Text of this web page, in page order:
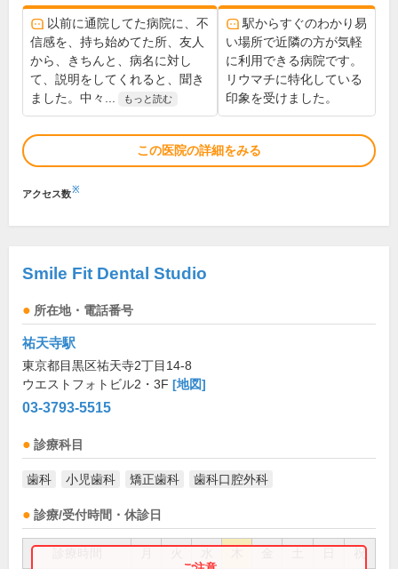
以前に通院してた病院に、不
信感を、持ち始めてた所、友人
から、きちんと、病名に対し
て、説明をしてくれると、聞き
ました。中々...
もっと読む
駅からすぐのわかり易
い場所で近隣の方が気軽
に利用できる病院です。
リウマチに特化している
印象を受けました。
この医院の詳細をみる
アクセス数※
Smile Fit Dental Studio
所在地・電話番号
祐天寺駅
東京都目黒区祐天寺2丁目14-8
ウエストフォトビル2・3F [地図]
03-3793-5515
診療科目
歯科 小児歯科 矯正歯科 歯科口腔外科
診療/受付時間・休診日
祝